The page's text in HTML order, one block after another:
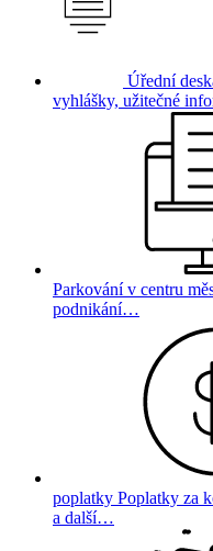
Úřední
vyhlášky, užitečné
Parkování v centru
podnikání…
poplatky Poplatky za
a další…